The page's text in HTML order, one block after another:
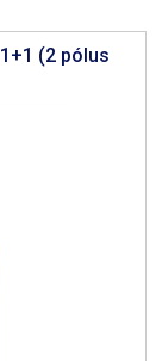
(2 pólus